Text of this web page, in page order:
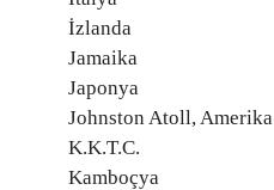
İzlanda
Jamaika
Japonya
Johnston Atoll, Amerika
K.K.T.C.
Kamboçya